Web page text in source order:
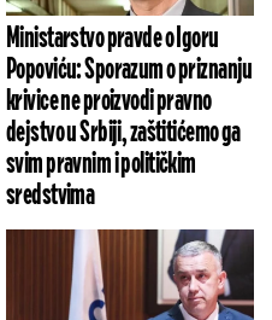
Ministarstvo pravde o Igoru
Popoviću: Sporazum o priznanju
krivice ne proizvodi pravno
dejstvo u Srbiji, zaštitićemo ga
svim pravnim i političkim
sredstvima